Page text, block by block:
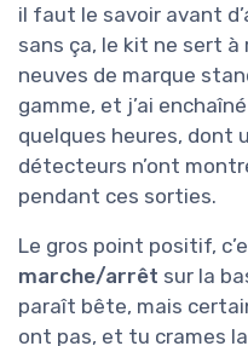
il faut le savoir avant
sans ça, le kit ne sert à
neuves de marque
gamme, et j’ai
quelques heures, dont
détecteurs n’ont
pendant ces sorties.
Le gros point positif,
marche/arrêt sur la
paraît bête, mais
ont pas, et tu crames